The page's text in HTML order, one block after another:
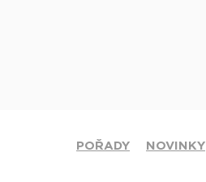
POŘADY NOVINKY